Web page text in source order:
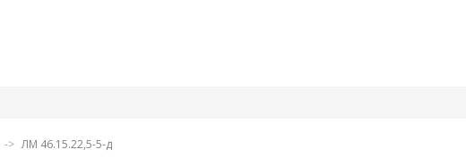
ЛМ 46.15.22,5-5-д